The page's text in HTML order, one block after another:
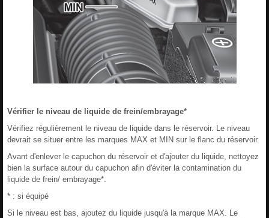
Vérifier le niveau de liquide de frein/embrayage*
Vérifiez régulièrement le niveau de liquide dans le réservoir. Le niveau
devrait se situer entre les marques MAX et MIN sur le flanc du réservoir.
Avant d'enlever le capuchon du réservoir et d'ajouter du liquide, nettoyez
bien la surface autour du capuchon afin d'éviter la contamination du
liquide de frein/ embrayage*.
* : si équipé
Si le niveau est bas, ajoutez du liquide jusqu'à la marque MAX. Le